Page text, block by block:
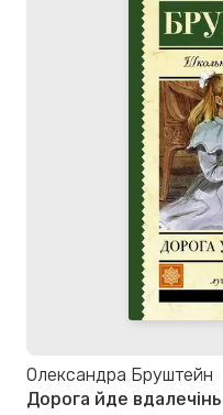
Олександра Бруштейн
Дорога йде вдалечінь